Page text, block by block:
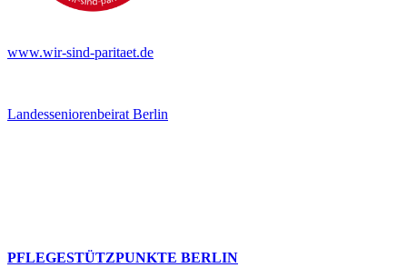
www.wir-sind-paritaet.de
Landesseniorenbeirat Berlin
PFLEGESTÜTZPUNKTE BERLIN